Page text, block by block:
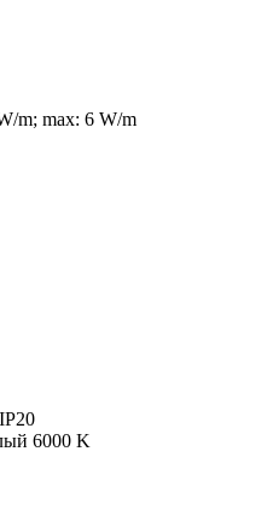
m; max: 6 W/m
IP20
6000 K